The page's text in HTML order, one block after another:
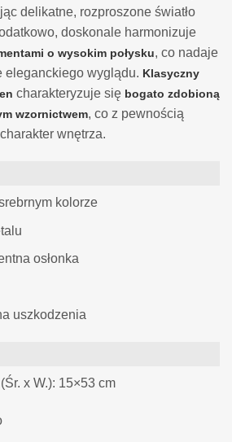
delikatne, rozproszone światło
doskonale harmonizuje
o wysokim połysku, co nadaje
eleganckiego wyglądu. Klasyczny
charakteryzuje się bogato zdobioną
wzornictwem, co z pewnością
wnętrza.
kolorze
osłonka
uszkodzenia
x W.): 15×53 cm